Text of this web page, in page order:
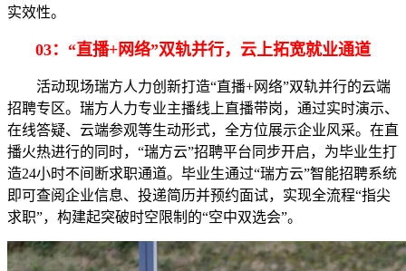
实效性。
03：“直播+网络”双轨并行，云上拓宽就业通道
活动现场瑞方人力创新打造“直播+网络”双轨并行的云端
招聘专区。瑞方人力专业主播线上直播带岗，通过实时演示、
在线答疑、云端参观等生动形式，全方位展示企业风采。在直
播火热进行的同时，“瑞方云”招聘平台同步开启，为毕业生打
造24小时不间断求职通道。毕业生通过“瑞方云”智能招聘系统
即可查阅企业信息、投递简历并预约面试，实现全流程“指尖
求职”，构建起突破时空限制的“空中双选会”。